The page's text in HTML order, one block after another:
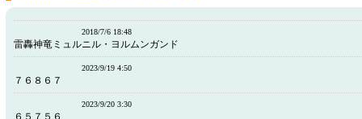
2018/7/6 18:48
雷轟神竜ミュルニル・ヨルムンガンド
2023/9/19 4:50
７６８６７
2023/9/20 3:30
６５７５６